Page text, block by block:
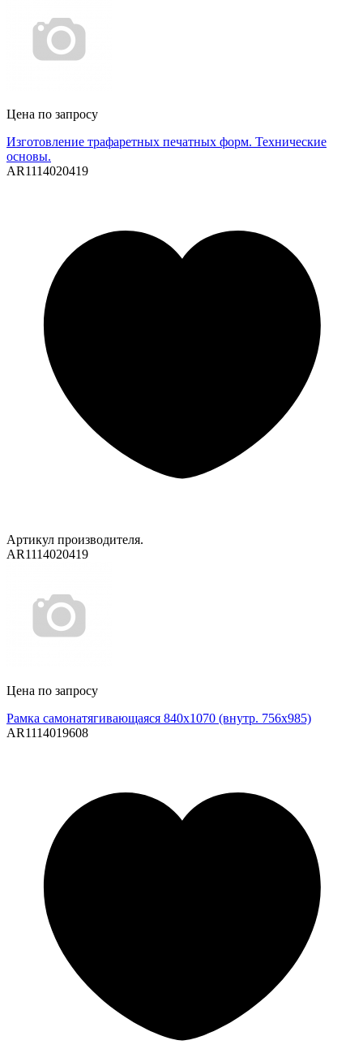
Цена по запросу
Изготовление трафаретных печатных форм. Технические
основы.
AR1114020419
Артикул производителя.
AR1114020419
Цена по запросу
Рамка самонатягивающаяся 840х1070 (внутр. 756х985)
AR1114019608